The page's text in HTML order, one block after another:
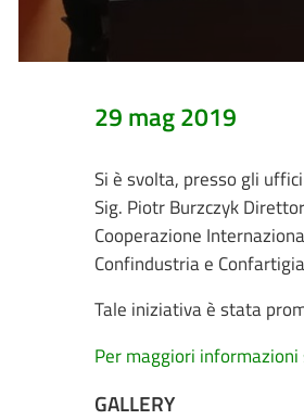
29 mag 2019
Si è svolta, presso gli
Sig. Piotr Burzczyk
Cooperazione
Confindustria e
Tale iniziativa è stata
Per maggiori
GALLERY